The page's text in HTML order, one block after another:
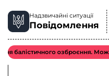
Надзвичайні ситуації
Повідомлення
балістичного озброєння.